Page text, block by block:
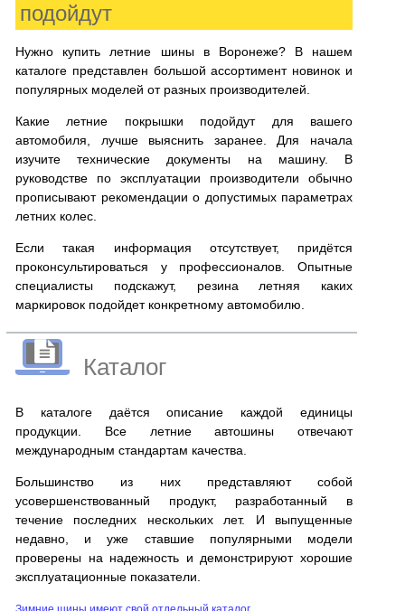
подойдут
Нужно купить летние шины в Воронеже? В нашем
каталоге представлен большой ассортимент новинок и
популярных моделей от разных производителей.
Какие летние покрышки подойдут для вашего
автомобиля, лучше выяснить заранее. Для начала
изучите технические документы на машину. В
руководстве по эксплуатации производители обычно
прописывают рекомендации о допустимых параметрах
летних колес.
Если такая информация отсутствует, придётся
проконсультироваться у профессионалов. Опытные
специалисты подскажут, резина летняя каких
маркировок подойдет конкретному автомобилю.
Каталог
В каталоге даётся описание каждой единицы
продукции. Все летние автошины отвечают
международным стандартам качества.
Большинство из них представляют собой
усовершенствованный продукт, разработанный в
течение последних нескольких лет. И выпущенные
недавно, и уже ставшие популярными модели
проверены на надежность и демонстрируют хорошие
эксплуатационные показатели.